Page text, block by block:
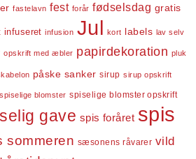
fastelavn fest forår fødselsdag gratis
infuseret infusion Jul kort labels lav selv
opskrift med æbler papirdekoration pluk
påske sanker sirup sirup opskrift
spiselige blomster spiselige blomster opskrift
gave spis foråret spis
sommeren sæsonens råvarer vild